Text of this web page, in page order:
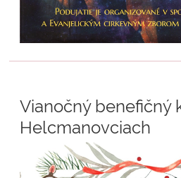
Vianočný benefičný
Helcmanovciach